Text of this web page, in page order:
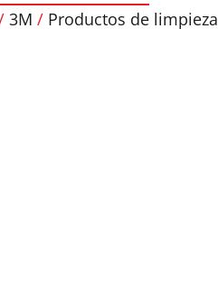
3M / Productos de limpieza